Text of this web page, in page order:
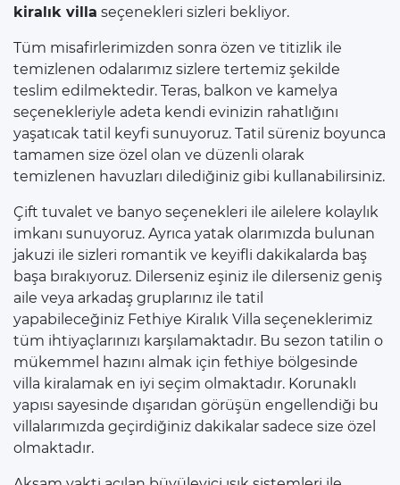
kiralık villa seçenekleri sizleri bekliyor.
Tüm misafirlerimizden sonra özen ve titizlik ile
temizlenen odalarımız sizlere tertemiz şekilde
teslim edilmektedir. Teras, balkon ve kamelya
seçenekleriyle adeta kendi evinizin rahatlığını
yaşatıcak tatil keyfi sunuyoruz. Tatil süreniz boyunca
tamamen size özel olan ve düzenli olarak
temizlenen havuzları dilediğiniz gibi kullanabilirsiniz.
Çift tuvalet ve banyo seçenekleri ile ailelere kolaylık
imkanı sunuyoruz. Ayrıca yatak olarımızda bulunan
jakuzi ile sizleri romantik ve keyifli dakikalarda baş
başa bırakıyoruz. Dilerseniz eşiniz ile dilerseniz geniş
aile veya arkadaş gruplarınız ile tatil
yapabileceğiniz Fethiye Kiralık Villa seçeneklerimiz
tüm ihtiyaçlarınızı karşılamaktadır. Bu sezon tatilin o
mükemmel hazını almak için fethiye bölgesinde
villa kiralamak en iyi seçim olmaktadır. Korunaklı
yapısı sayesinde dışarıdan görüşün engellendiği bu
villalarımızda geçirdiğiniz dakikalar sadece size özel
olmaktadır.